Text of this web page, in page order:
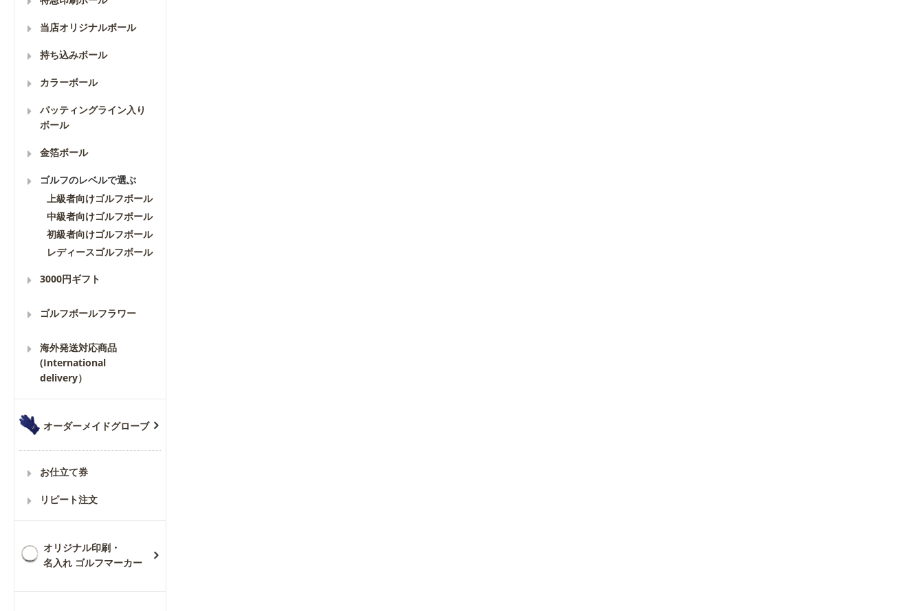
当店オリジナルボール
持ち込みボール
カラーボール
パッティングライン入り
ボール
金箔ボール
ゴルフのレベルで選ぶ
上級者向けゴルフボール
中級者向けゴルフボール
初級者向けゴルフボール
レディースゴルフボール
3000円ギフト
ゴルフボールフラワー
海外発送対応商品
(International
delivery）
オーダーメイドグローブ
お仕立て券
リピート注文
オリジナル印刷・
名入れ ゴルフマーカー